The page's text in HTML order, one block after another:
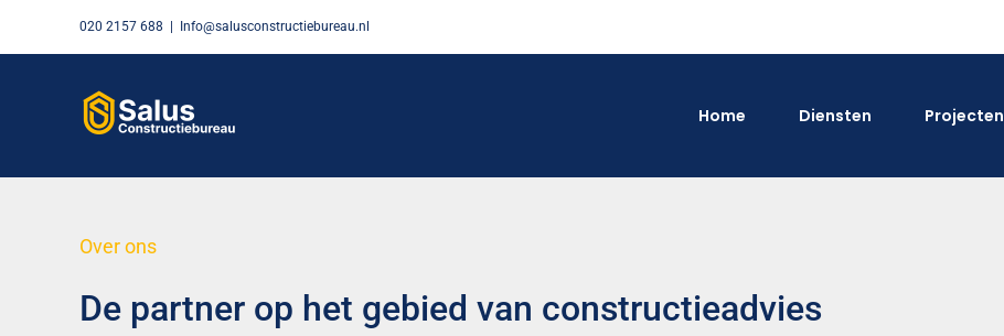
020 2157 688 Info@salusconstructiebureau.nl
Home Diensten Projecten
Over ons
De partner op het gebied van constructieadvies